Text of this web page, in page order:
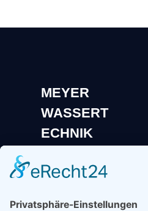
MEYER
WASSERT
ECHNIK
Adresse: